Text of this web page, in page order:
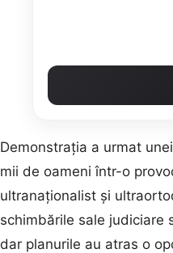
Demonstrația a urmat
mii de oameni într-o
ultranaționalist și
schimbările sale judiciare
dar planurile au atras o